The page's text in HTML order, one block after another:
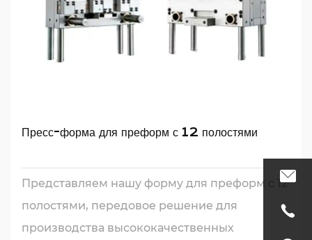
Пресс-форма для преформ с 12 полостями
Представляем нашу форму для преформ с 12
полостями, передовое решение для
производства высококачественных